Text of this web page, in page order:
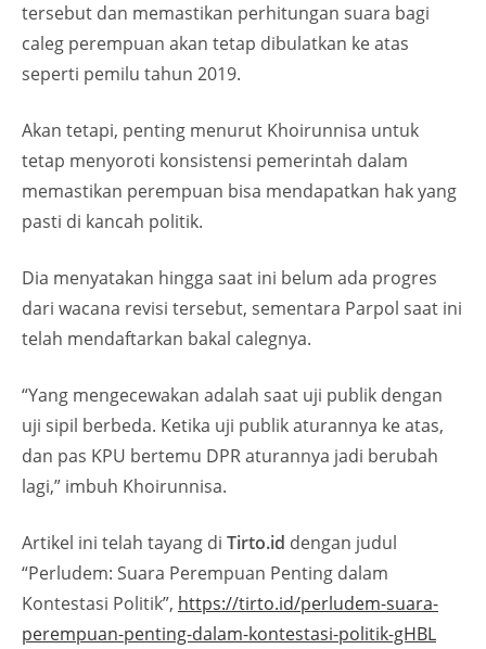
tersebut dan memastikan perhitungan suara bagi
caleg perempuan akan tetap dibulatkan ke atas
seperti pemilu tahun 2019.
Akan tetapi, penting menurut Khoirunnisa untuk
tetap menyoroti konsistensi pemerintah dalam
memastikan perempuan bisa mendapatkan hak yang
pasti di kancah politik.
Dia menyatakan hingga saat ini belum ada progres
dari wacana revisi tersebut, sementara Parpol saat ini
telah mendaftarkan bakal calegnya.
“Yang mengecewakan adalah saat uji publik dengan
uji sipil berbeda. Ketika uji publik aturannya ke atas,
dan pas KPU bertemu DPR aturannya jadi berubah
lagi,” imbuh Khoirunnisa.
Artikel ini telah tayang di Tirto.id dengan judul
“Perludem: Suara Perempuan Penting dalam
Kontestasi Politik”, https://tirto.id/perludem-suara-
perempuan-penting-dalam-kontestasi-politik-gHBL